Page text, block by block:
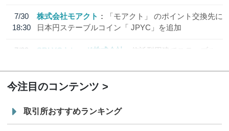
7/30
18:30
株式会社モアクト
「モアクト」 のポイント交換先に
日本円ステーブルコイン「 JPYC」を追加
7/29
SBI VCトレード株式会社
信託型円建てステーブル
今注目のコンテンツ
取引所おすすめランキング